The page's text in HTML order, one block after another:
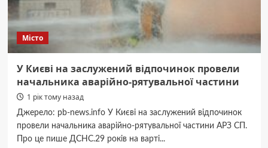
утік:
вже
затримано
Місто
У Києві на заслужений відпочинок провели
начальника аварійно-рятувальної частини
1 рік тому назад
Джерело: pb-news.info У Києві на заслужений відпочинок
провели начальника аварійно-рятувальної частини АРЗ СП.
Про це пише ДСНС.29 років на варті...